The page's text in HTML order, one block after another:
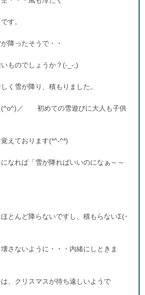
す。
降ったそうで・・
ものでしょうか？(-_-;)
く雪が降り、積もりました。
(^o^)／ 初めての雪遊びに大人も子供
えております(*^-^*)
なれば「雪が降ればいいのになぁ～～
とんど降らないですし、積もらないΣ(･
さないように・・・内緒にしときま
、クリスマスが待ち遠しいようで